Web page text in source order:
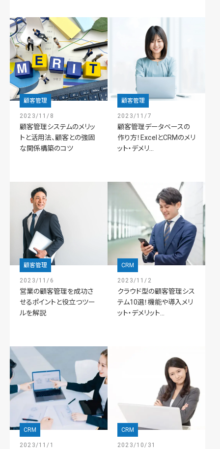
顧客管理
2023/11/8
顧客管理システムのメリッ
トと活用法、顧客との強固
な関係構築のコツ
顧客管理
2023/11/7
顧客管理データベースの
作り方！ExcelとCRMのメリ
ット・デメリ...
顧客管理
2023/11/6
営業の顧客管理を成功さ
せるポイントと役立つツー
ルを解説
CRM
2023/11/2
クラウド型の顧客管理シス
テム10選！機能や導入メリ
ット・デメリット...
CRM
2023/11/1
CRM
2023/10/31